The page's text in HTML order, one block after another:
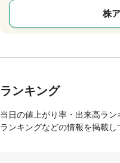
株
ランキング
当日の値上がり率・出来高ラ
ランキングなどの情報を掲載し